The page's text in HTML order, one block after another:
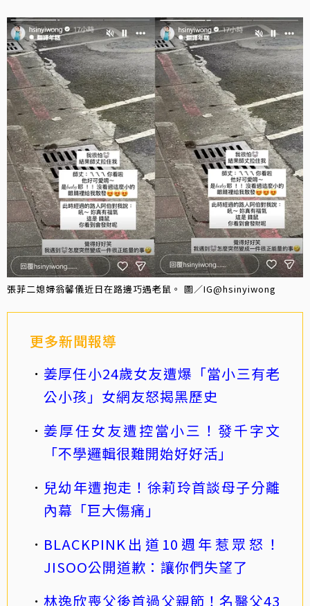
張菲二媳婦翁馨儀近日在路邊巧遇老鼠。 圖／IG@hsinyiwong
更多新聞報導
姜厚任小24歲女友遭爆「當小三有老
公小孩」女網友怒揭黑歷史
姜厚任女友遭控當小三！發千字文
「不學邏輯很難開始好好活」
兒幼年遭抱走！徐莉玲首談母子分離
內幕「巨大傷痛」
BLACKPINK出道10週年惹眾怒！
JISOO公開道歉：讓你們失望了
林逸欣喪父後首過父親節！名醫父43